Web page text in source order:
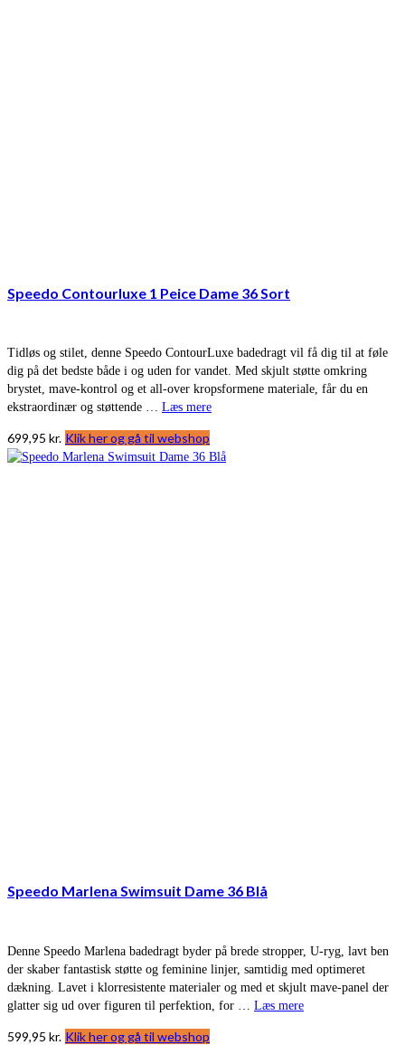
Speedo Contourluxe 1 Peice Dame 36 Sort
Tidløs og stilet, denne Speedo ContourLuxe badedragt vil få dig til at føle
dig på det bedste både i og uden for vandet. Med skjult støtte omkring
brystet, mave-kontrol og et all-over kropsformene materiale, får du en
ekstraordinær og støttende … Læs mere
699,95 kr. Klik her og gå til webshop
Speedo Marlena Swimsuit Dame 36 Blå
Denne Speedo Marlena badedragt byder på brede stropper, U-ryg, lavt ben
der skaber fantastisk støtte og feminine linjer, samtidig med optimeret
dækning. Lavet i klorresistente materialer og med et skjult mave-panel der
glatter sig ud over figuren til perfektion, for … Læs mere
599,95 kr. Klik her og gå til webshop